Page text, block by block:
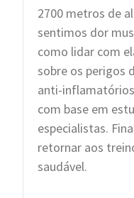
2700 metros de
sentimos dor
como lidar com
sobre os perigos
anti-
com base em
especialistas.
retornar aos
saudável.